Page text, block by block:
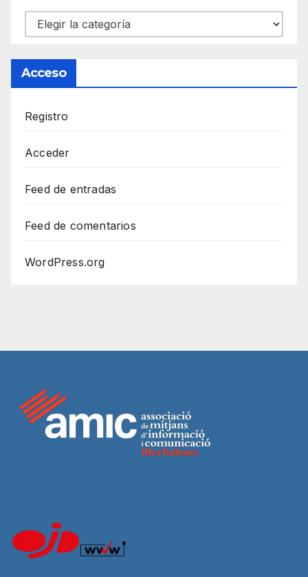
Categorías
Acceso
Registro
Acceder
Feed de entradas
Feed de comentarios
WordPress.org